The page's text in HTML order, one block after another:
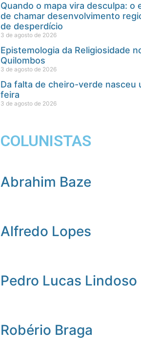
Quando o mapa vira desculpa: o
de chamar desenvolvimento
de desperdício
3 de agosto de 2026
Epistemologia da Religiosidade
Quilombos
3 de agosto de 2026
Da falta de cheiro-verde nasceu
feira
3 de agosto de 2026
COLUNISTAS
Abrahim Baze
Alfredo Lopes
Pedro Lucas Lindoso
Robério Braga